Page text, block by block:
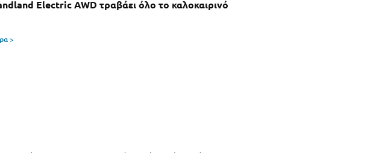
Electric AWD τραβάει όλο το καλοκαιρινό
>